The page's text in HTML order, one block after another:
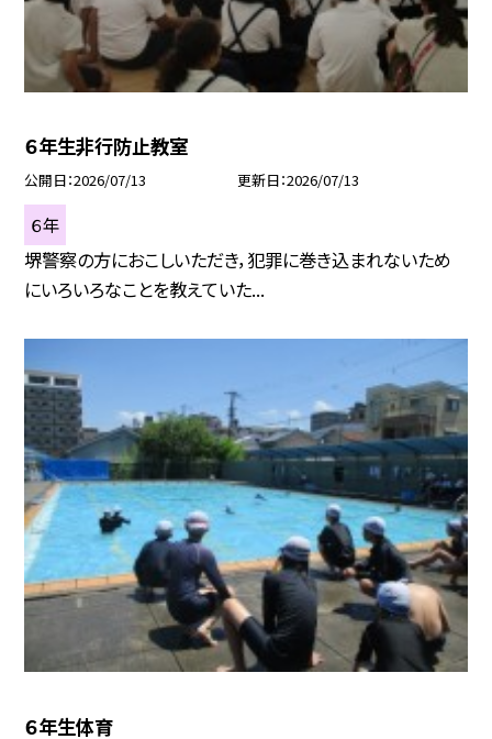
６年生非行防止教室
公開日 2026/07/13 更新日 2026/07/13
６年
堺警察の方におこしいただき，犯罪に巻き込まれないため
にいろいろなことを教えていた...
６年生体育